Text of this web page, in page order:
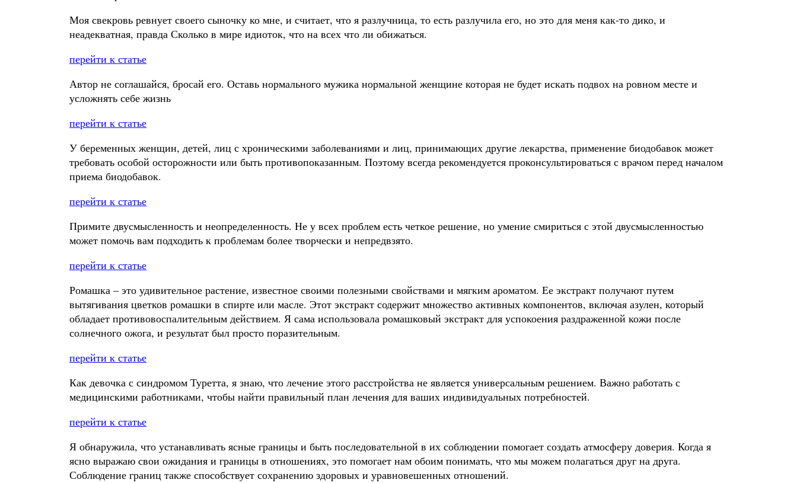
Моя свекровь ревнует своего сыночку ко мне, и считает, что я разлучница, то есть разлучила его, но это для меня как-то дико, и
неадекватная, правда Сколько в мире идиоток, что на всех что ли обижаться.
перейти к статье
Автор не соглашайся, бросай его. Оставь нормального мужика нормальной женщине которая не будет искать подвох на ровном месте и
усложнять себе жизнь
перейти к статье
У беременных женщин, детей, лиц с хроническими заболеваниями и лиц, принимающих другие лекарства, применение биодобавок может
требовать особой осторожности или быть противопоказанным. Поэтому всегда рекомендуется проконсультироваться с врачом перед началом
приема биодобавок.
перейти к статье
Примите двусмысленность и неопределенность. Не у всех проблем есть четкое решение, но умение смириться с этой двусмысленностью
может помочь вам подходить к проблемам более творчески и непредвзято.
перейти к статье
Ромашка – это удивительное растение, известное своими полезными свойствами и мягким ароматом. Ее экстракт получают путем
вытягивания цветков ромашки в спирте или масле. Этот экстракт содержит множество активных компонентов, включая азулен, который
обладает противовоспалительным действием. Я сама использовала ромашковый экстракт для успокоения раздраженной кожи после
солнечного ожога, и результат был просто поразительным.
перейти к статье
Как девочка с синдромом Туретта, я знаю, что лечение этого расстройства не является универсальным решением. Важно работать с
медицинскими работниками, чтобы найти правильный план лечения для ваших индивидуальных потребностей.
перейти к статье
Я обнаружила, что устанавливать ясные границы и быть последовательной в их соблюдении помогает создать атмосферу доверия. Когда я
ясно выражаю свои ожидания и границы в отношениях, это помогает нам обоим понимать, что мы можем полагаться друг на друга.
Соблюдение границ также способствует сохранению здоровых и уравновешенных отношений.